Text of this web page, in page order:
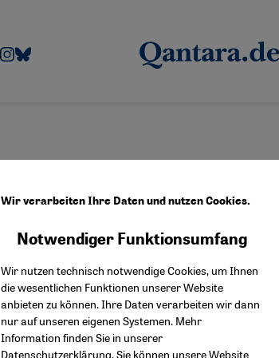
Interview mit dem Islamexperten Felix
Der Papst und die Muslime
Reist Papst Franziskus noch nach
Freundschaft mit Großscheich Al-
Dhabi-Dokument “Über die
Wir verarbeiten Ihre Daten und nutzen Cookies.
Notwendiger Funktionsumfang
Wir nutzen technisch notwendige Cookies, um Ihnen
die wesentlichen Funktionen unserer Website
anbieten zu können. Ihre Daten verarbeiten wir dann
nur auf unseren eigenen Systemen. Mehr
Information finden Sie in unserer
Datenschutzerklärung. Sie können unsere Website